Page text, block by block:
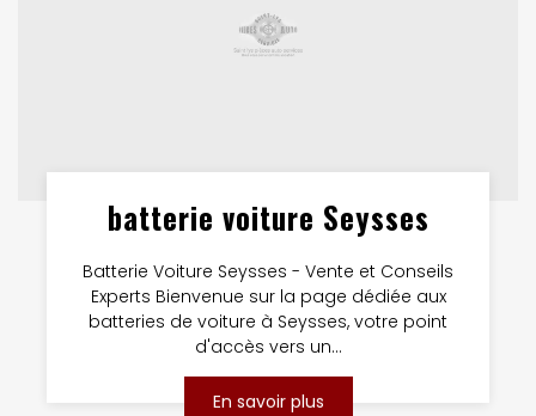
batterie voiture Seysses
Batterie Voiture Seysses - Vente et Conseils
Experts Bienvenue sur la page dédiée aux
batteries de voiture à Seysses, votre point
d'accès vers un...
En savoir plus